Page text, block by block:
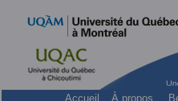
Accueil À propos